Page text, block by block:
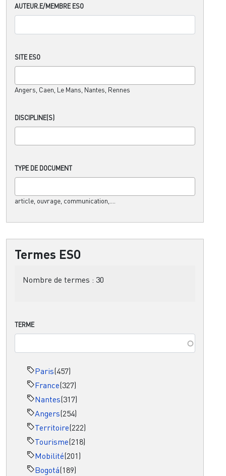
AUTEUR.E/MEMBRE ESO
SITE ESO
Angers, Caen, Le Mans, Nantes, Rennes
DISCIPLINE(S)
TYPE DE DOCUMENT
article, ouvrage, communication,....
Termes ESO
Nombre de termes : 30
TERME
Paris(457)
France(327)
Nantes(317)
Angers(254)
Territoire(222)
Tourisme(218)
Mobilité(201)
Bogotá(189)